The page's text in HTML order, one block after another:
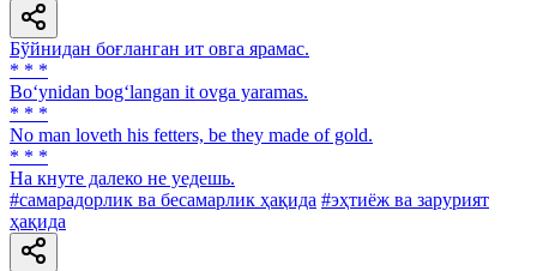
Бўйнидан боғланган ит овга ярамас.
* * *
Bo‘ynidan bog‘langan it ovga yaramas.
* * *
No man loveth his fetters, be they made of gold.
* * *
На кнуте далеко не уедешь.
#самарадорлик ва бесамарлик ҳақида #эҳтиёж ва зарурият
ҳақида